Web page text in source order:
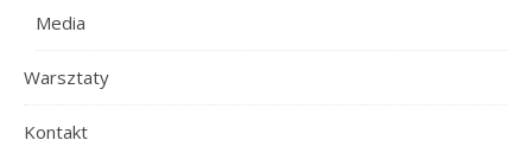
Media
Warsztaty
Kontakt